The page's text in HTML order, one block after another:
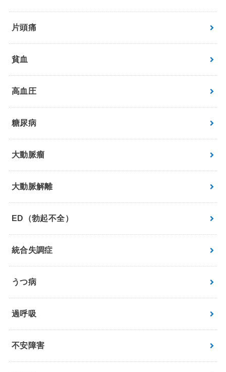
片頭痛
貧血
高血圧
糖尿病
大動脈瘤
大動脈解離
ED（勃起不全）
統合失調症
うつ病
過呼吸
不安障害